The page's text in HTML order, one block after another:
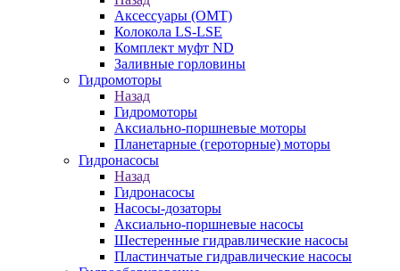
Аксессуары (OMT)
Колокола LS-LSE
Комплект муфт ND
Заливные горловины
Гидромоторы
Назад
Гидромоторы
Аксиально-поршневые моторы
Планетарные (героторные) моторы
Гидронасосы
Назад
Гидронасосы
Насосы-дозаторы
Аксиально-поршневые насосы
Шестеренные гидравлические насосы
Пластинчатые гидравлические насосы